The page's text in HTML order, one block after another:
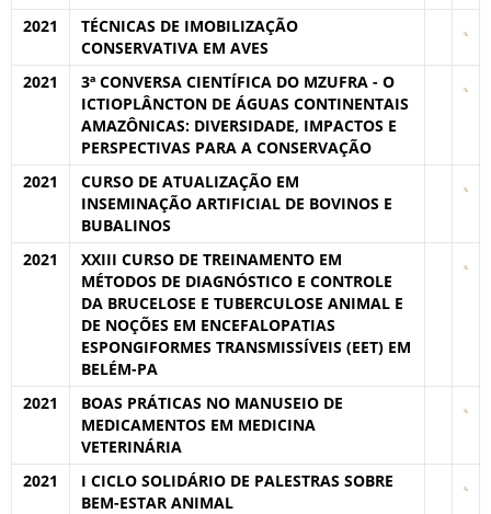
2021
TÉCNICAS DE IMOBILIZAÇÃO
CONSERVATIVA EM AVES
2021
3ª CONVERSA CIENTÍFICA DO MZUFRA - O
ICTIOPLÂNCTON DE ÁGUAS CONTINENTAIS
AMAZÔNICAS: DIVERSIDADE, IMPACTOS E
PERSPECTIVAS PARA A CONSERVAÇÃO
2021
CURSO DE ATUALIZAÇÃO EM
INSEMINAÇÃO ARTIFICIAL DE BOVINOS E
BUBALINOS
2021
XXIII CURSO DE TREINAMENTO EM
MÉTODOS DE DIAGNÓSTICO E CONTROLE
DA BRUCELOSE E TUBERCULOSE ANIMAL E
DE NOÇÕES EM ENCEFALOPATIAS
ESPONGIFORMES TRANSMISSÍVEIS (EET) EM
BELÉM-PA
2021
BOAS PRÁTICAS NO MANUSEIO DE
MEDICAMENTOS EM MEDICINA
VETERINÁRIA
2021
I CICLO SOLIDÁRIO DE PALESTRAS SOBRE
BEM-ESTAR ANIMAL